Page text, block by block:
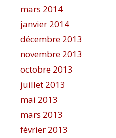
mars 2014
janvier 2014
décembre 2013
novembre 2013
octobre 2013
juillet 2013
mai 2013
mars 2013
février 2013